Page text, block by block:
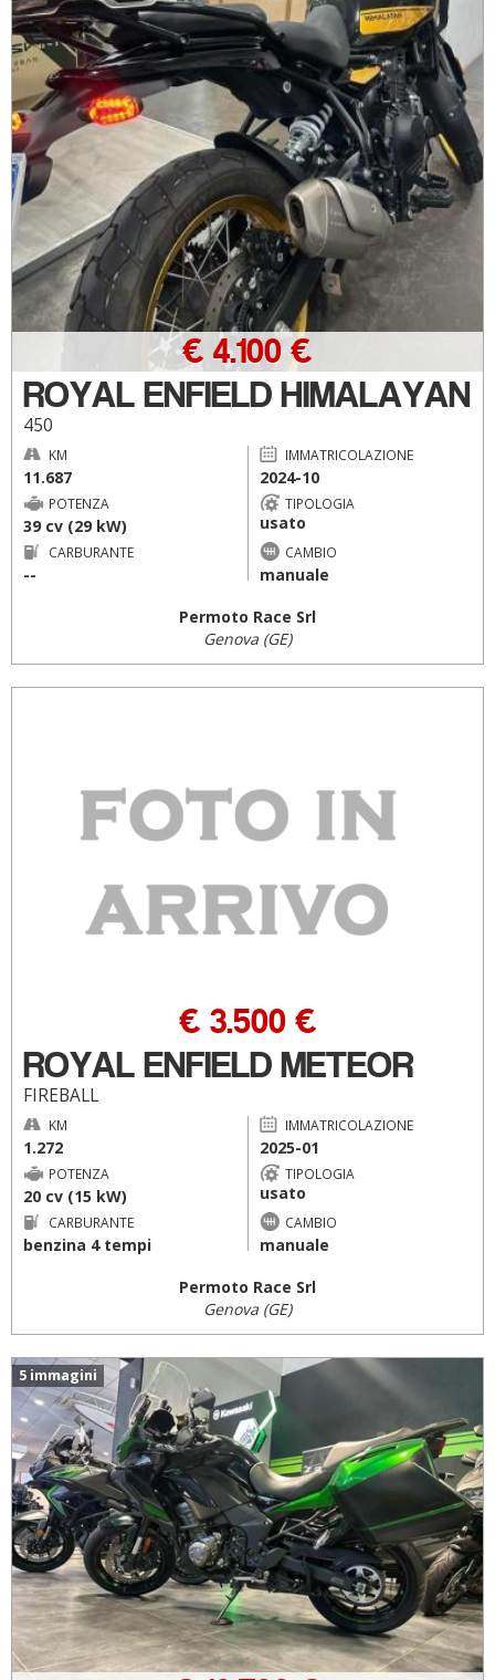
ROYAL ENFIELD HIMALAYAN
450
€ 4.100 €
KM
11.687
IMMATRICOLAZIONE
2024-10
POTENZA
39 cv (29 kW)
TIPOLOGIA
usato
CARBURANTE
--
CAMBIO
manuale
Permoto Race Srl
Genova (GE)
ROYAL ENFIELD METEOR
FIREBALL
€ 3.500 €
KM
1.272
IMMATRICOLAZIONE
2025-01
POTENZA
20 cv (15 kW)
TIPOLOGIA
usato
CARBURANTE
benzina 4 tempi
CAMBIO
manuale
Permoto Race Srl
Genova (GE)
5 immagini